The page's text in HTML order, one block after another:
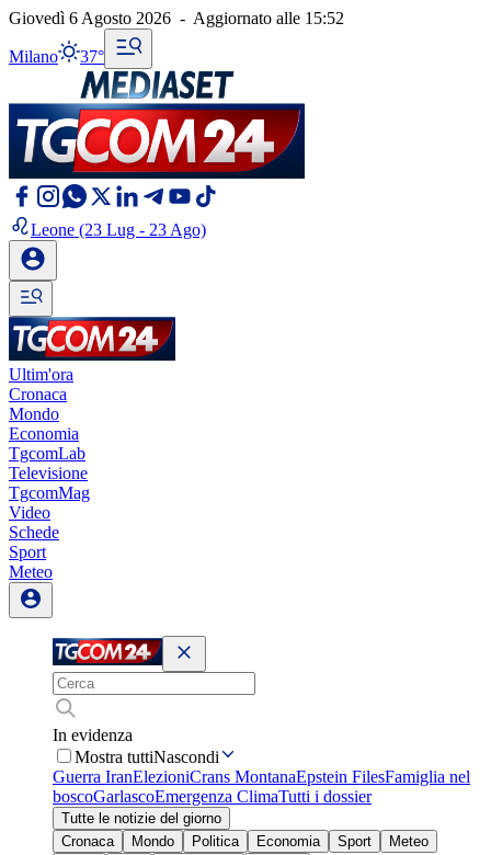
Giovedì 6 Agosto 2026 - Aggiornato alle 15:52
Milano 37°
Leone (23 Lug - 23 Ago)
Ultim'ora
Cronaca
Mondo
Economia
TgcomLab
Televisione
TgcomMag
Video
Schede
Sport
Meteo
In evidenza
Mostra tuttiNascondi
Guerra IranElezioniCrans MontanaEpstein FilesFamiglia nel
boscoGarlascoEmergenza ClimaTutti i dossier
Tutte le notizie del giorno
Cronaca
Mondo Politica Economia Sport
Meteo